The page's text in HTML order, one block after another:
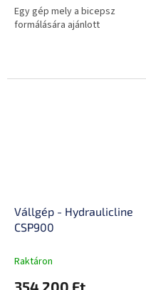
0,0
csillag.
Egy gép mely a bicepsz
formálására ajánlott
Vállgép - Hydraulicline
CSP900
Raktáron
354 200 Ft